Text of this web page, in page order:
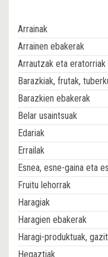
Arrainak
Arrainen ebakerak
Arrautzak eta eratorriak
Barazkiak, frutak,
Barazkien ebakerak
Belar usaintsuak
Edariak
Errailak
Esnea, esne-gaina eta
Fruitu lehorrak
Haragiak
Haragien ebakerak
Haragi-produktuak,
Hegaztiak